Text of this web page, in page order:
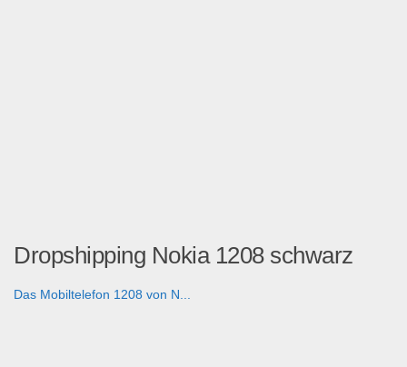
Dropshipping Nokia 1208 schwarz
Das Mobiltelefon 1208 von N...